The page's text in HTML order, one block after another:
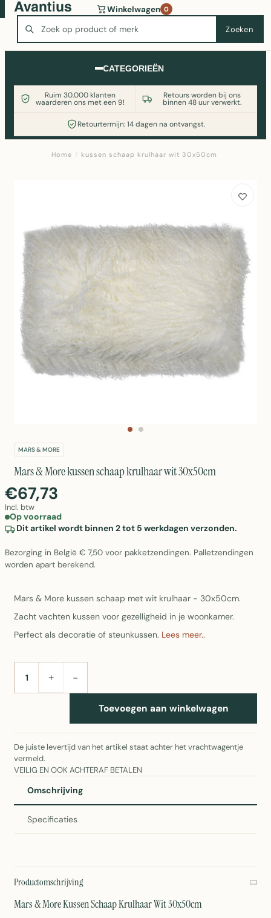
Zoeken
Winkelwagen 0
CATEGORIEËN
Ruim 30.000 klanten
waarderen ons met een 9!
Retours worden bij ons
binnen 48 uur verwerkt.
Retourtermijn: 14 dagen na ontvangst.
Wasmachine of koelkast nodig? Vergelijk alle prijzen op
Witgoedaanbod.nl
Home / kussen schaap krulhaar wit 30x50cm
MARS & MORE
Mars & More kussen schaap krulhaar wit 30x50cm
€67,73
Incl. btw
Op voorraad
Dit artikel wordt binnen 2 tot 5 werkdagen verzonden.
Bezorging in België € 7,50 voor pakketzendingen. Palletzendingen
worden apart berekend.
Mars & More kussen schaap met wit krulhaar - 30x50cm.
Zacht vachten kussen voor gezelligheid in je woonkamer.
Perfect als decoratie of steunkussen. Lees meer..
AANTAL+ −
Toevoegen aan winkelwagen
De juiste levertijd van het artikel staat achter het vrachtwagentje
vermeld.
VEILIG EN OOK ACHTERAF BETALEN
Omschrijving
Specificaties
Productomschrijving
Mars & More Kussen Schaap Krulhaar Wit 30x50cm